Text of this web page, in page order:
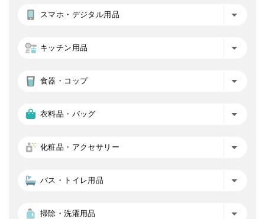
スマホ・デジタル用品
キッチン用品
食器・コップ
衣料品・バッグ
化粧品・アクセサリー
バス・トイレ用品
掃除・洗濯用品